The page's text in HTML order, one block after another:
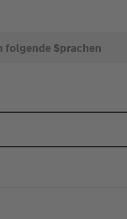
folgende Sprachen